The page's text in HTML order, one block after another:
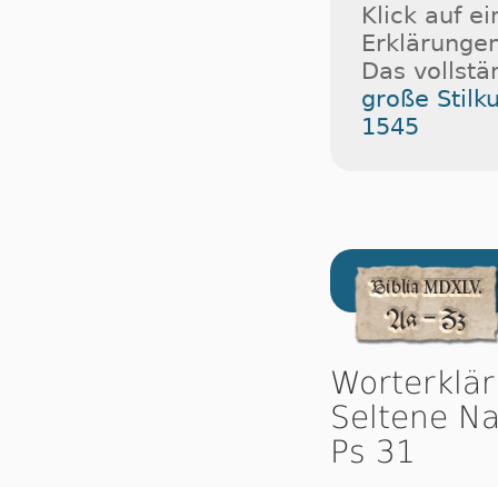
Klick auf
Das
große
1545
Seltene
Ps 31